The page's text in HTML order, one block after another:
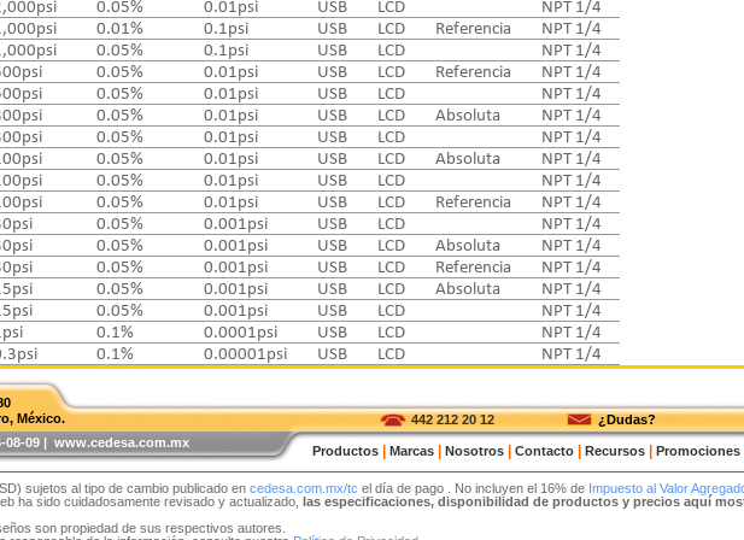
0.05% 0.01psi USB LCD
NPT 1/4
0.01% 0.1psi USB LCD Referencia
NPT 1/4
0.05% 0.1psi USB LCD
NPT 1/4
0.05% 0.01psi USB LCD Referencia
NPT 1/4
0.05% 0.01psi USB LCD
NPT 1/4
0.05% 0.01psi USB LCD Absoluta
NPT 1/4
0.05% 0.01psi USB LCD
NPT 1/4
0.05% 0.01psi USB LCD Absoluta
NPT 1/4
0.05% 0.01psi USB LCD
NPT 1/4
0.05% 0.01psi USB LCD Referencia
NPT 1/4
0.05% 0.001psi USB LCD
NPT 1/4
0.05% 0.001psi USB LCD Absoluta
NPT 1/4
0.05% 0.001psi USB LCD Referencia
NPT 1/4
0.05% 0.001psi USB LCD Absoluta
NPT 1/4
0.05% 0.001psi USB LCD
NPT 1/4
0.1% 0.0001psi USB LCD
NPT 1/4
0.1% 0.00001psi USB LCD NPT 1/4
México.
08-09 | www.cedesa.com.mx
442 212 20 12 ¿Dudas?
Productos Marcas Nosotros Contacto Recursos Promociones
sujetos al tipo de cambio publicado en cedesa.com.mx/tc el día de pago . No incluyen el 16% de Impuesto al Valor
ha sido cuidadosamente revisado y actualizado, las especificaciones, disponibilidad de productos y precios aquí
son propiedad de sus respectivos autores.